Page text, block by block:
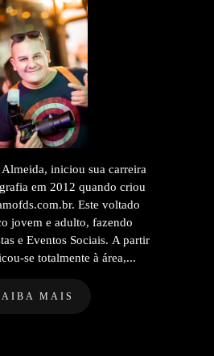
iniciou sua carreira
em 2012 quando criou
Este voltado
jovem e adulto, fazendo
e Eventos Sociais. A partir
se totalmente à área,...
MAIS